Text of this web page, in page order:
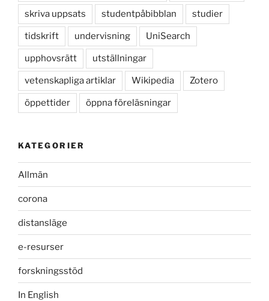
skriva uppsats studentpåbibblan studier
tidskrift undervisning UniSearch
upphovsrätt utställningar
vetenskapliga artiklar Wikipedia Zotero
öppettider öppna föreläsningar
KATEGORIER
Allmän
corona
distansläge
e-resurser
forskningsstöd
In English